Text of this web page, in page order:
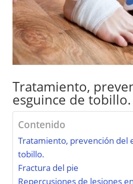
Tratamiento,
esguince de tobillo.
Contenido
Tratamiento, prevención del
tobillo.
Fractura del pie
Repercusiones de lesiones